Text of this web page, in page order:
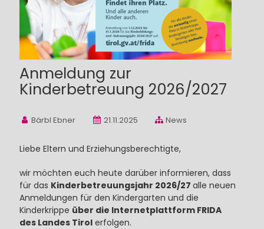
Anmeldung zur
Kinderbetreuung 2026/2027
Bärbl Ebner 21.11.2025 News
Liebe Eltern und Erziehungsberechtigte,
wir möchten euch heute darüber informieren, dass
für das Kinderbetreuungsjahr 2026/27 alle neuen
Anmeldungen für den Kindergarten und die
Kinderkrippe über die Internetplattform FRIDA
des Landes Tirolerfolgen.